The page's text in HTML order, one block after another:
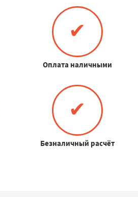
✔
Оплата наличными
✔
Безналичный расчёт